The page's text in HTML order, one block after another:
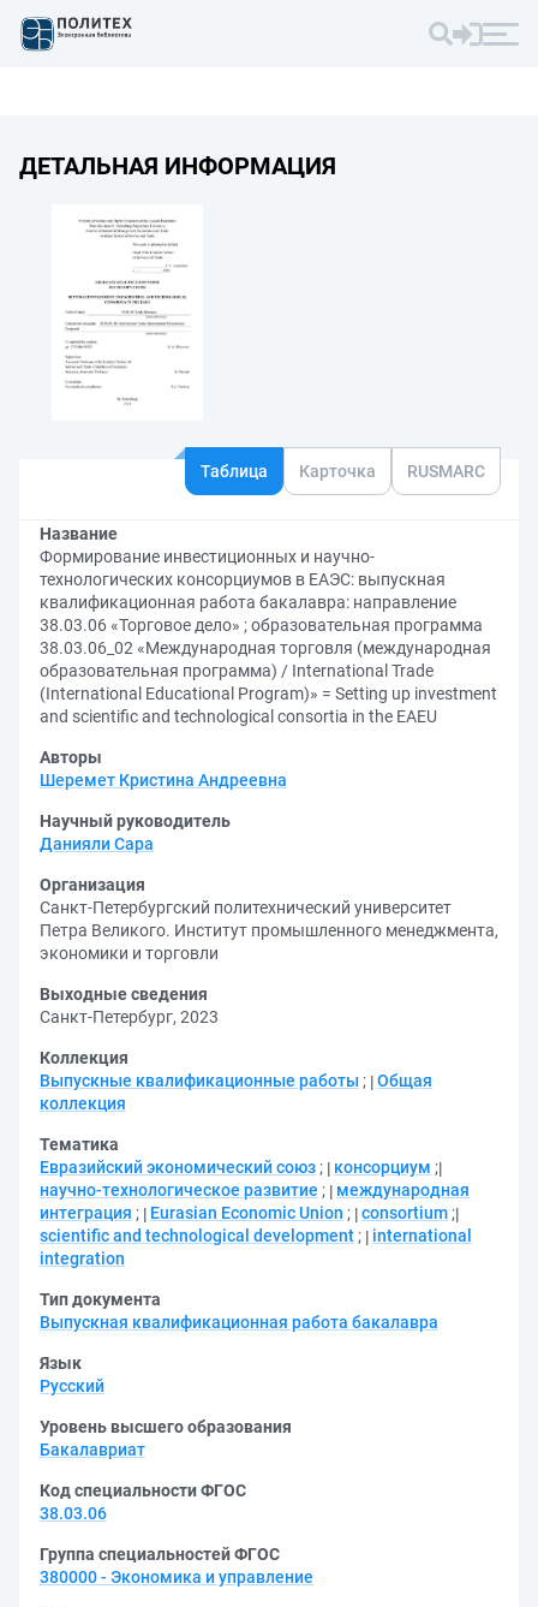
ДЕТАЛЬНАЯ ИНФОРМАЦИЯ
Таблица Карточка RUSMARC
Название
Формирование инвестиционных и научно-
технологических консорциумов в ЕАЭС: выпускная
квалификационная работа бакалавра: направление
38.03.06 «Торговое дело» ; образовательная программа
38.03.06_02 «Международная торговля (международная
образовательная программа) / International Trade
(International Educational Program)» = Setting up investment
and scientific and technological consortia in the EAEU
Авторы
Шеремет Кристина Андреевна
Научный руководитель
Данияли Сара
Организация
Санкт-Петербургский политехнический университет
Петра Великого. Институт промышленного менеджмента,
экономики и торговли
Выходные сведения
Санкт-Петербург, 2023
Коллекция
Выпускные квалификационные работы ; Общая
коллекция
Тематика
Евразийский экономический союз ; консорциум ;
научно-технологическое развитие ;
международная
интеграция ; Eurasian Economic Union ; consortium ;
scientific and technological development ;
international
integration
Тип документа
Выпускная квалификационная работа бакалавра
Язык
Русский
Уровень высшего образования
Бакалавриат
Код специальности ФГОС
38.03.06
Группа специальностей ФГОС
380000 - Экономика и управление